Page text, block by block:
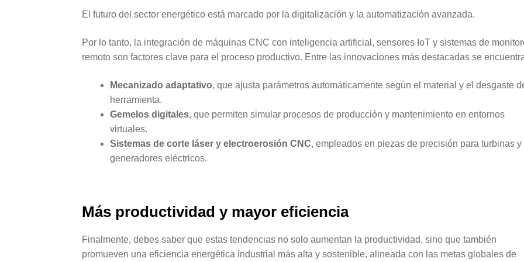
El futuro del sector energético está marcado por la digitalización y la automatización avanzada.
Por lo tanto, la integración de máquinas CNC con inteligencia artificial, sensores IoT y sistemas de
remoto son factores clave para el proceso productivo. Entre las innovaciones más destacadas se
Mecanizado adaptativo, que ajusta parámetros automáticamente según el material y el desgaste
herramienta.
Gemelos digitales, que permiten simular procesos de producción y mantenimiento en entornos
virtuales.
Sistemas de corte láser y electroerosión CNC, empleados en piezas de precisión para turbinas y
generadores eléctricos.
Más productividad y mayor eficiencia
Finalmente, debes saber que estas tendencias no solo aumentan la productividad, sino que también
promueven una eficiencia energética industrial más alta y sostenible, alineada con las metas globales de